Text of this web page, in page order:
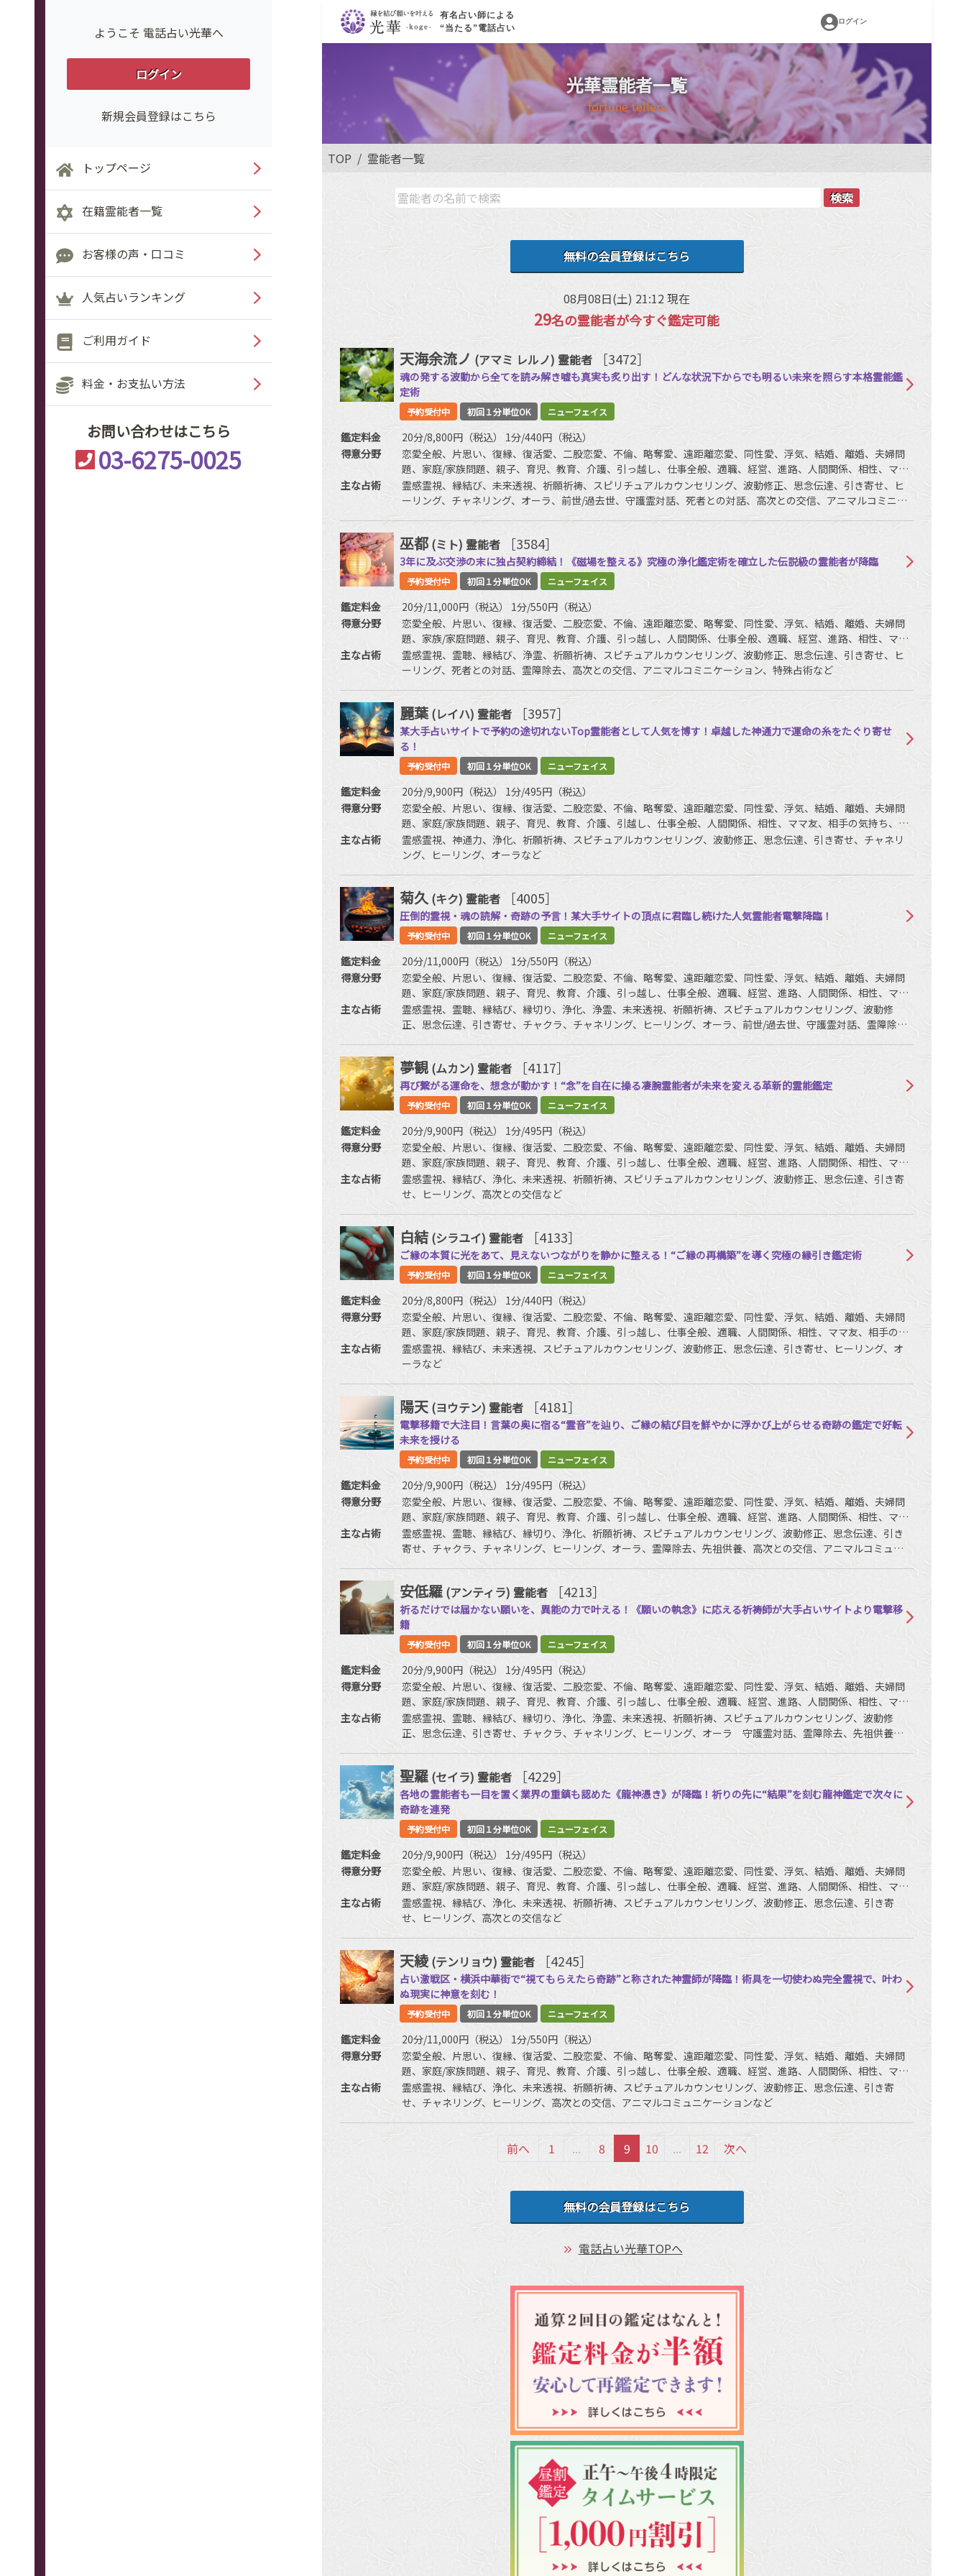
ようこそ 電話占い光華へ
ログイン
新規会員登録はこちら
トップページ
在籍霊能者一覧
お客様の声・口コミ
人気占いランキング
ご利用ガイド
料金・お支払い方法
お問い合わせはこちら
03-6275-0025
有名占い師による
“当たる”電話占い
ログイン
光華霊能者一覧
fortune tellers
TOP 霊能者一覧
検索
無料の会員登録はこちら
08月08日(土) 21:12 現在
29名の霊能者が今すぐ鑑定可能
天海余流ノ (アマミ レルノ) 霊能者 ［3472］
魂の発する波動から全てを読み解き嘘も真実も炙り出す！どんな状況下からでも明るい未来を照らす本格霊能鑑
定術
予約受付中 初回１分単位OK ニューフェイス
鑑定料金
20分/8,800円（税込） 1分/440円（税込）
得意分野
恋愛全般、片思い、復縁、復活愛、二股恋愛、不倫、略奪愛、遠距離恋愛、同性愛、浮気、結婚、離婚、夫婦問
題、家庭/家族問題、親子、育児、教育、介護、引っ越し、仕事全般、適職、経営、進路、人間関係、相性、ママ
友、相手の気持ち、人生相談、開運、運勢、健康、金銭、動物、故人、など
主な占術
霊感霊視、縁結び、未来透視、祈願祈祷、スピリチュアルカウンセリング、波動修正、思念伝達、引き寄せ、ヒ
ーリング、チャネリング、オーラ、前世/過去世、守護霊対話、死者との対話、高次との交信、アニマルコミニケ
ーション、命名/改名、など
巫都 (ミト) 霊能者 ［3584］
3年に及ぶ交渉の末に独占契約締結！《磁場を整える》究極の浄化鑑定術を確立した伝説級の霊能者が降臨
予約受付中 初回１分単位OK ニューフェイス
鑑定料金
20分/11,000円（税込） 1分/550円（税込）
得意分野
恋愛全般、片思い、復縁、復活愛、二股恋愛、不倫、遠距離恋愛、略奪愛、同性愛、浮気、結婚、離婚、夫婦問
題、家族/家庭問題、親子、育児、教育、介護、引っ越し、人間関係、仕事全般、適職、経営、進路、相性、ママ
友、相手の気持ち、人生相談、開運、運勢、健康、金銭、動物、故人、心霊相談など
主な占術
霊感霊視、霊聴、縁結び、浄霊、祈願祈祷、スピチュアルカウンセリング、波動修正、思念伝達、引き寄せ、ヒ
ーリング、死者との対話、霊障除去、高次との交信、アニマルコミニケーション、特殊占術など
麗葉 (レイハ) 霊能者 ［3957］
某大手占いサイトで予約の途切れないTop霊能者として人気を博す！卓越した神通力で運命の糸をたぐり寄せ
る！
予約受付中 初回１分単位OK ニューフェイス
鑑定料金
20分/9,900円（税込） 1分/495円（税込）
得意分野
恋愛全般、片思い、復縁、復活愛、二股恋愛、不倫、略奪愛、遠距離恋愛、同性愛、浮気、結婚、離婚、夫婦問
題、家庭/家族問題、親子、育児、教育、介護、引越し、仕事全般、人間関係、相性、ママ友、相手の気持ち、人
生相談など
主な占術
霊感霊視、神通力、浄化、祈願祈祷、スピチュアルカウンセリング、波動修正、思念伝達、引き寄せ、チャネリ
ング、ヒーリング、オーラなど
菊久 (キク) 霊能者 ［4005］
圧倒的霊視・魂の読解・奇跡の予言！某大手サイトの頂点に君臨し続けた人気霊能者電撃降臨！
予約受付中 初回１分単位OK ニューフェイス
鑑定料金
20分/11,000円（税込） 1分/550円（税込）
得意分野
恋愛全般、片思い、復縁、復活愛、二股恋愛、不倫、略奪愛、遠距離恋愛、同性愛、浮気、結婚、離婚、夫婦問
題、家庭/家族問題、親子、育児、教育、介護、引っ越し、仕事全般、適職、経営、進路、人間関係、相性、ママ
友、相手の気持ち、人生相談、開運、運勢、健康、金銭、動物、故人、心霊相談など
主な占術
霊感霊視、霊聴、縁結び、縁切り、浄化、浄霊、未来透視、祈願祈祷、スピチュアルカウンセリング、波動修
正、思念伝達、引き寄せ、チャクラ、チャネリング、ヒーリング、オーラ、前世/過去世、守護霊対話、霊障除
夢観 (ムカン) 霊能者 ［4117］
再び繋がる運命を、想念が動かす！“念”を自在に操る凄腕霊能者が未来を変える革新的霊能鑑定
予約受付中 初回１分単位OK ニューフェイス
鑑定料金
20分/9,900円（税込） 1分/495円（税込）
得意分野
恋愛全般、片思い、復縁、復活愛、二股恋愛、不倫、略奪愛、遠距離恋愛、同性愛、浮気、結婚、離婚、夫婦問
題、家庭/家族問題、親子、育児、教育、介護、引っ越し、仕事全般、適職、経営、進路、人間関係、相性、ママ
友、相手の気持ち、人生相談、開運、運勢、健康、金銭など
主な占術
霊感霊視、縁結び、浄化、未来透視、祈願祈祷、スピリチュアルカウンセリング、波動修正、思念伝達、引き寄
せ、ヒーリング、高次との交信など
白結 (シラユイ) 霊能者 ［4133］
ご縁の本質に光をあて、見えないつながりを静かに整える！“ご縁の再構築”を導く究極の縁引き鑑定術
予約受付中 初回１分単位OK ニューフェイス
鑑定料金
20分/8,800円（税込） 1分/440円（税込）
得意分野
恋愛全般、片思い、復縁、復活愛、二股恋愛、不倫、略奪愛、遠距離恋愛、同性愛、浮気、結婚、離婚、夫婦問
題、家庭/家族問題、親子、育児、教育、介護、引っ越し、仕事全般、適職、人間関係、相性、ママ友、相手の気
持ち、人生相談、開運、運勢、健康、金銭、動物など
主な占術
霊感霊視、縁結び、未来透視、スピチュアルカウンセリング、波動修正、思念伝達、引き寄せ、ヒーリング、オ
ーラなど
陽天 (ヨウテン) 霊能者 ［4181］
電撃移籍で大注目！言葉の奥に宿る“霊音”を辿り、ご縁の結び目を鮮やかに浮かび上がらせる奇跡の鑑定で好転
未来を授ける
予約受付中 初回１分単位OK ニューフェイス
鑑定料金
20分/9,900円（税込） 1分/495円（税込）
得意分野
恋愛全般、片思い、復縁、復活愛、二股恋愛、不倫、略奪愛、遠距離恋愛、同性愛、浮気、結婚、離婚、夫婦問
題、家庭/家族問題、親子、育児、教育、介護、引っ越し、仕事全般、適職、経営、進路、人間関係、相性、ママ
友、相手の気持ち、人生相談、金運、開運、運勢、健康、金銭、動物、故人、心霊相談など
主な占術
霊感霊視、霊聴、縁結び、縁切り、浄化、祈願祈祷、スピチュアルカウンセリング、波動修正、思念伝達、引き
寄せ、チャクラ、チャネリング、ヒーリング、オーラ、霊障除去、先祖供養、高次との交信、アニマルコミュニ
ケーション、命名/改名 霊符など
安低羅 (アンティラ) 霊能者 ［4213］
祈るだけでは届かない願いを、異能の力で叶える！《願いの執念》に応える祈祷師が大手占いサイトより電撃移
籍
予約受付中 初回１分単位OK ニューフェイス
鑑定料金
20分/9,900円（税込） 1分/495円（税込）
得意分野
恋愛全般、片思い、復縁、復活愛、二股恋愛、不倫、略奪愛、遠距離恋愛、同性愛、浮気、結婚、離婚、夫婦問
題、家庭/家族問題、親子、育児、教育、介護、引っ越し、仕事全般、適職、経営、進路、人間関係、相性、ママ
友、相手の気持ち、人生相談、開運、運勢、健康、金銭、動物、故人、心霊相談など
主な占術
霊感霊視、霊聴、縁結び、縁切り、浄化、浄霊、未来透視、祈願祈祷、スピチュアルカウンセリング、波動修
正、思念伝達、引き寄せ、チャクラ、チャネリング、ヒーリング、オーラ 守護霊対話、霊障除去、先祖供養、
過去世供養、死者との対話、高次との交信、アニマルコミュニケーション、呪術、魂入/魂抜、特殊占術、命名/改
聖羅 (セイラ) 霊能者 ［4229］
各地の霊能者も一目を置く業界の重鎮も認めた《龍神憑き》が降臨！祈りの先に“結果”を刻む龍神鑑定で次々に
奇跡を連発
予約受付中 初回１分単位OK ニューフェイス
鑑定料金
20分/9,900円（税込） 1分/495円（税込）
得意分野
恋愛全般、片思い、復縁、復活愛、二股恋愛、不倫、略奪愛、遠距離恋愛、同性愛、浮気、結婚、離婚、夫婦問
題、家庭/家族問題、親子、育児、教育、介護、引っ越し、仕事全般、適職、経営、進路、人間関係、相性、ママ
友、相手の気持ち、人生相談、開運、運勢、健康、金銭、動物、失せ物、故人など
主な占術
霊感霊視、縁結び、浄化、未来透視、祈願祈祷、スピチュアルカウンセリング、波動修正、思念伝達、引き寄
せ、ヒーリング、高次との交信など
天綾 (テンリョウ) 霊能者 ［4245］
占い激戦区・横浜中華街で“視てもらえたら奇跡”と称された神霊師が降臨！術具を一切使わぬ完全霊視で、叶わ
ぬ現実に神意を刻む！
予約受付中 初回１分単位OK ニューフェイス
鑑定料金
20分/11,000円（税込） 1分/550円（税込）
得意分野
恋愛全般、片思い、復縁、復活愛、二股恋愛、不倫、略奪愛、遠距離恋愛、同性愛、浮気、結婚、離婚、夫婦問
題、家庭/家族問題、親子、育児、教育、介護、引っ越し、仕事全般、適職、経営、進路、人間関係、相性、ママ
友、相手の気持ち、人生相談、開運、運勢、動物、など
主な占術
霊感霊視、縁結び、浄化、未来透視、祈願祈祷、スピチュアルカウンセリング、波動修正、思念伝達、引き寄
せ、チャネリング、ヒーリング、高次との交信、アニマルコミュニケーションなど
前へ 1 ... 8 9 10 ... 12 次へ
無料の会員登録はこちら
電話占い光華TOPへ